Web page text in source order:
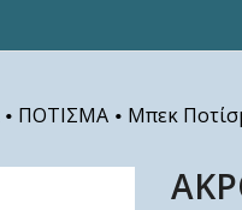
• ΠΟΤΙΣΜΑ • Μπεκ